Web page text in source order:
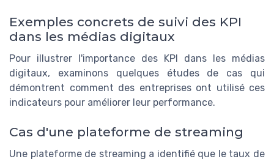
Exemples concrets de suivi des KPI
dans les médias digitaux
Pour illustrer l'importance des KPI dans les médias
digitaux, examinons quelques études de cas qui
démontrent comment des entreprises ont utilisé ces
indicateurs pour améliorer leur performance.
Cas d'une plateforme de streaming
Une plateforme de streaming a identifié que le taux de